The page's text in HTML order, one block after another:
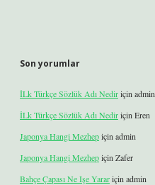
Son yorumlar
İLk Türkçe Sözlük Adı Nediriçin admin
İLk Türkçe Sözlük Adı Nediriçin Eren
Japonya Hangi Mezhepiçin admin
Japonya Hangi Mezhepiçin Zafer
Bahçe Çapası Ne Işe Yarariçin admin